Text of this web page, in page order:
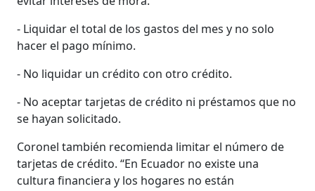
- Liquidar el total de los gastos del mes y no solo
hacer el pago mínimo.
- No liquidar un crédito con otro crédito.
- No aceptar tarjetas de crédito ni préstamos que no
se hayan solicitado.
Coronel también recomienda limitar el número de
tarjetas de crédito. “En Ecuador no existe una
cultura financiera y los hogares no están